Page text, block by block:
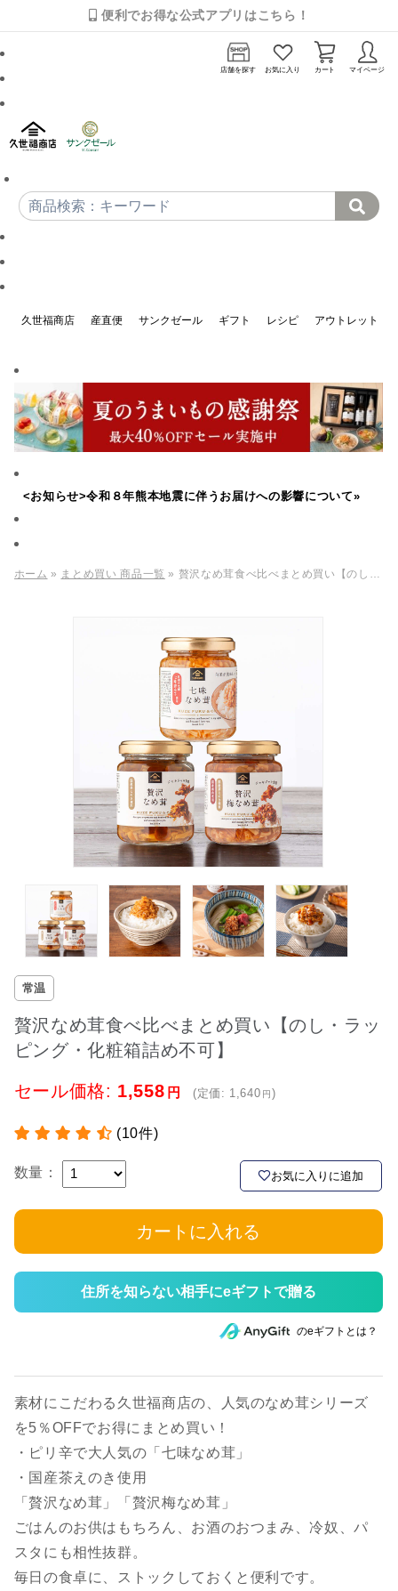
便利でお得な公式アプリはこちら！
店舗を探す お気に入り カート マイページ
久世福商店 産直便 サンクゼール ギフト レシピ アウトレット
<お知らせ>令和８年熊本地震に伴うお届けへの影響について»
ホーム » まとめ買い 商品一覧 » 贅沢なめ茸食べ比べまとめ買い【のし・ラッピング・化粧箱詰め不可】
常温
贅沢なめ茸食べ比べまとめ買い【のし・ラッ
ピング・化粧箱詰め不可】
セール価格: 1,558 (定価: 1,640 )
(10件)
数量： お気に入りに追加
カートに入れる
住所を知らない相手にeギフトで贈る
のeギフトとは？
素材にこだわる久世福商店の、人気のなめ茸シリーズ
を5％OFFでお得にまとめ買い！
・ピリ辛で大人気の「七味なめ茸」
・国産茶えのき使用
「贅沢なめ茸」「贅沢梅なめ茸」
ごはんのお供はもちろん、お酒のおつまみ、冷奴、パ
スタにも相性抜群。
毎日の食卓に、ストックしておくと便利です。